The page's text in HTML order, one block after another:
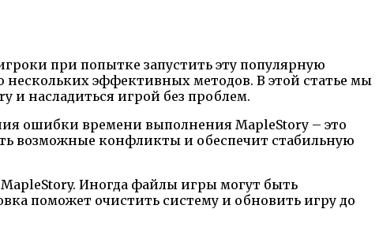
при попытке запустить эту популярную
эффективных методов. В этой статье мы
и насладиться игрой без проблем.
ошибки времени выполнения MapleStory – это
возможные конфликты и обеспечит стабильную
Иногда файлы игры могут быть
поможет очистить систему и обновить игру до